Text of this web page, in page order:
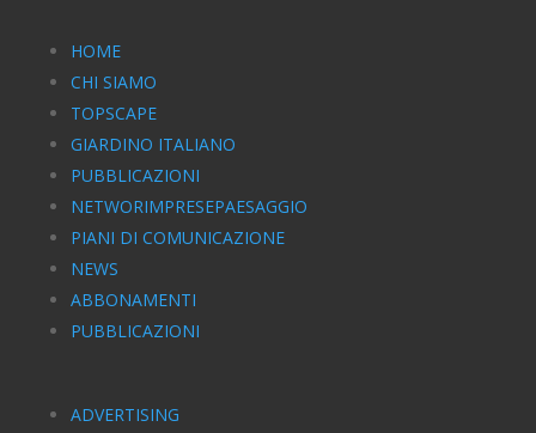
HOME
CHI SIAMO
TOPSCAPE
GIARDINO ITALIANO
PUBBLICAZIONI
NETWORIMPRESEPAESAGGIO
PIANI DI COMUNICAZIONE
NEWS
ABBONAMENTI
PUBBLICAZIONI
ADVERTISING